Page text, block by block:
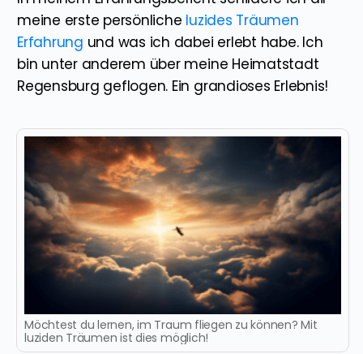
meine erste persönliche luzides Träumen
Erfahrung und was ich dabei erlebt habe. Ich
bin unter anderem über meine Heimatstadt
Regensburg geflogen. Ein grandioses Erlebnis!
Möchtest du lernen, im Traum fliegen zu können? Mit
luziden Träumen ist dies möglich!